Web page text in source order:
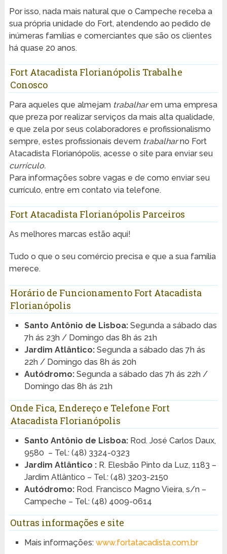
Por isso, nada mais natural que o Campeche receba a
sua própria unidade do Fort, atendendo ao pedido de
inúmeras famílias e comerciantes que são os clientes
há quase 20 anos.
Fort Atacadista Florianópolis Trabalhe
Conosco
Para aqueles que almejam trabalharem uma empresa
que preza por realizar serviços da mais alta qualidade,
e que zela por seus colaboradores e profissionalismo
sempre, estes profissionais devem trabalharno Fort
Atacadista Florianópolis, acesse o site para enviar seu
currículo.
Para informações sobre vagas e de como enviar seu
currículo, entre em contato via telefone.
Fort Atacadista Florianópolis Parceiros
As melhores marcas estão aqui!
Tudo o que o seu comércio precisa e que a sua família
merece.
Horário de Funcionamento Fort Atacadista
Florianópolis
Santo Antônio de Lisboa: Segunda a sábado das
7h ás 23h / Domingo das 8h ás 21h
Jardim Atlântico: Segunda a sábado das 7h ás
22h / Domingo das 8h ás 20h
Autódromo: Segunda a sábado das 7h ás 22h /
Domingo das 8h ás 21h
Onde Fica, Endereço e Telefone Fort
Atacadista Florianópolis
Santo Antônio de Lisboa: Rod. José Carlos Daux,
9580 – Tel.: (48) 3324-0323
Jardim Atlântico : R. Elesbão Pinto da Luz, 1183 –
Jardim Atlântico – Tel.: (48) 3203-2150
Autódromo: Rod. Francisco Magno Vieira, s/n –
Campeche – Tel.: (48) 4009-0614
Outras informações e site
Mais informações: www.fortatacadista.com.br